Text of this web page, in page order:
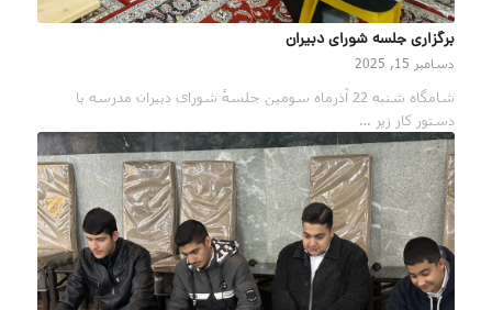
برگزاری جلسه شورای دبیران
دسامبر 15, 2025
شامگاه شنبه 22 آذرماه سومین جلسهٔ شورای دبيران مدرسه با
دستور کار زیر …